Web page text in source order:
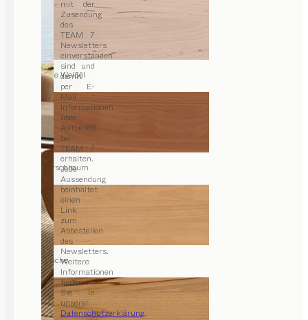
mit der
Zusendung
des
TEAM 7
Newsletters
einverstanden
sind und
damit
per E-
Mail
Informationen
über
Aktuelles
bei
TEAM 7
erhalten.
Jede
Aussendung
beinhaltet
einen
Link
zum
Abbestellen
des
Newsletters.
Weitere
Informationen
finden
Sie in
unserer
Datenschutzerklärung.
Erle Weißöl
Kirschbaum
Buche